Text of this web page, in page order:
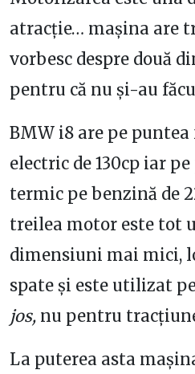
atracție… mașina are
vorbesc despre două
pentru că nu și-au
BMW i8 are pe
electric de 130cp iar
termic pe benzină de
treilea motor este tot
dimensiuni mai mici,
spate și este utilizat
jos, nu pentru
La puterea asta